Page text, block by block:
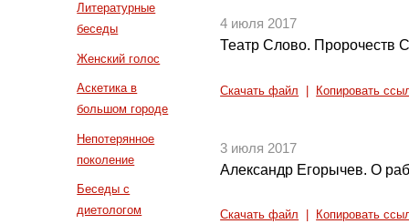
Литературные
беседы
Женский голос
Аскетика в
большом городе
Непотерянное
поколение
Беседы с
диетологом
4 июля 2017
Театр Слово. Пророчеств
Скачать файл Копировать
3 июля 2017
Александр Егорычев. О
Скачать файл Копировать